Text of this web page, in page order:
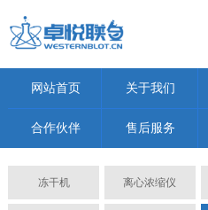
网站首页 关于我们
合作伙伴 售后服务
冻干机 离心浓缩仪